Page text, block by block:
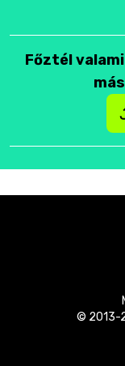
Főztél
© 2013-